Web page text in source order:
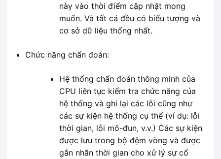
này vào thời điểm cập nhật mong
muốn. Và tất cả đều có biểu tượng và
cơ sở dữ liệu thống nhất.
Chức năng chẩn đoán:
Hệ thống chẩn đoán thông minh của
CPU liên tục kiểm tra chức năng của
hệ thống và ghi lại các lỗi cũng như
các sự kiện hệ thống cụ thể (ví dụ: lỗi
thời gian, lỗi mô-đun, v.v.) Các sự kiện
được lưu trong bộ đệm vòng và được
gắn nhãn thời gian cho xử lý sự cố